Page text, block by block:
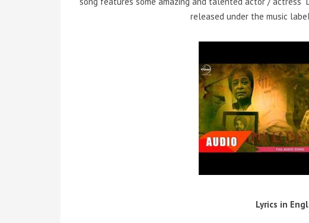
released under the music label
Lyrics in